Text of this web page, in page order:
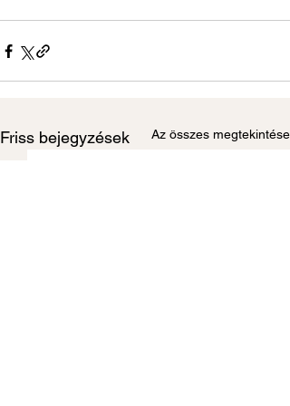
Friss bejegyzések Az összes megtekintése